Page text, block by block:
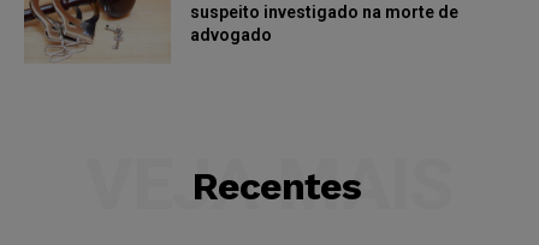
suspeito investigado na morte de
advogado
Recentes
VEJA MAIS